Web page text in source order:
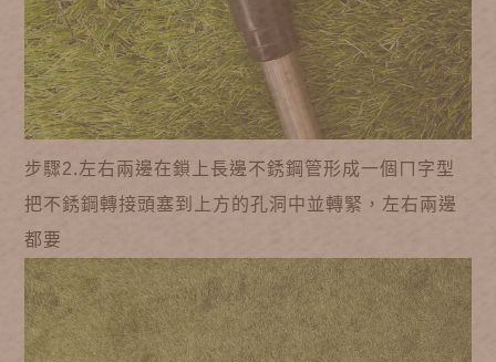
步驟2.左右兩邊在鎖上長邊不銹鋼管形成一個ㄇ字型
把不銹鋼轉接頭塞到上方的孔洞中並轉緊，左右兩邊
都要